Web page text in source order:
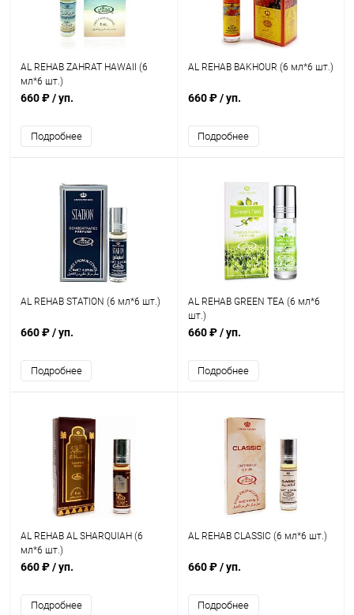
AL REHAB ZAHRAT HAWAII (6
мл*6 шт.)
660 ₽/ уп.
Подробнее
AL REHAB BAKHOUR (6 мл*6 шт.)
660 ₽/ уп.
Подробнее
AL REHAB STATION (6 мл*6 шт.)
660 ₽/ уп.
Подробнее
AL REHAB GREEN TEA (6 мл*6
шт.)
660 ₽/ уп.
Подробнее
AL REHAB AL SHARQUIAH (6
мл*6 шт.)
660 ₽/ уп.
Подробнее
AL REHAB CLASSIC (6 мл*6 шт.)
660 ₽/ уп.
Подробнее